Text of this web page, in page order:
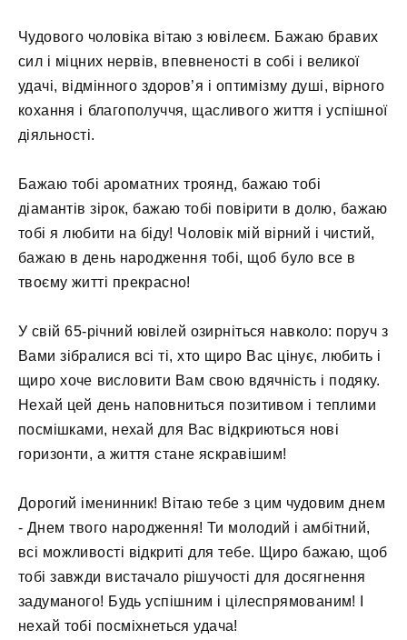
Чудового чоловіка вітаю з ювілеєм. Бажаю бравих
сил і міцних нервів, впевненості в собі і великої
удачі, відмінного здоров’я і оптимізму душі, вірного
кохання і благополуччя, щасливого життя і успішної
діяльності.
Бажаю тобі ароматних троянд, бажаю тобі
діамантів зірок, бажаю тобі повірити в долю, бажаю
тобі я любити на біду! Чоловік мій вірний і чистий,
бажаю в день народження тобі, щоб було все в
твоєму житті прекрасно!
У свій 65-річний ювілей озирніться навколо: поруч з
Вами зібралися всі ті, хто щиро Вас цінує, любить і
щиро хоче висловити Вам свою вдячність і подяку.
Нехай цей день наповниться позитивом і теплими
посмішками, нехай для Вас відкриються нові
горизонти, а життя стане яскравішим!
Дорогий іменинник! Вітаю тебе з цим чудовим днем
​​- Днем твого народження! Ти молодий і амбітний,
всі можливості відкриті для тебе. Щиро бажаю, щоб
тобі завжди вистачало рішучості для досягнення
задуманого! Будь успішним і цілеспрямованим! І
нехай тобі посміхнеться удача!